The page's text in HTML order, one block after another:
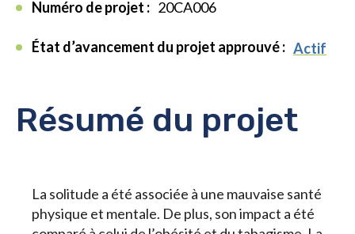
Numéro de projet : 20CA006
État d’avancement du projet approuvé : Actif
Résumé du projet
La solitude a été associée à une mauvaise santé
physique et mentale. De plus, son impact a été